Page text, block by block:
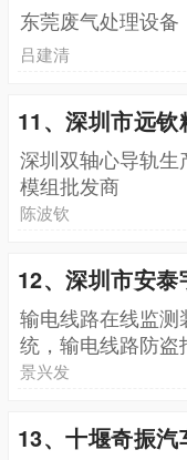
东莞废气处理设
吕建清
11、深圳市远
深圳双轴心导轨
模组批发商
陈波钦
12、深圳市安
输电线路在线监
统，输电线路防盗
景兴发
13、十堰奇振